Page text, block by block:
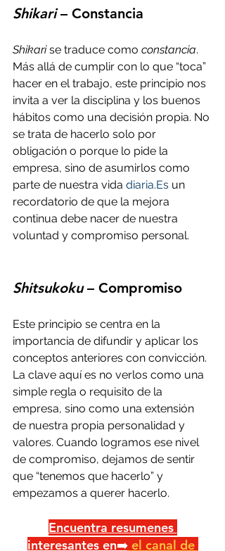
Shikari – Constancia
Shikari se traduce como constancia.
Más allá de cumplir con lo que “toca”
hacer en el trabajo, este principio nos
invita a ver la disciplina y los buenos
hábitos como una decisión propia. No
se trata de hacerlo solo por
obligación o porque lo pide la
empresa, sino de asumirlos como
parte de nuestra vida diaria.Es un
recordatorio de que la mejora
continua debe nacer de nuestra
voluntad y compromiso personal.
Shitsukoku – Compromiso
Este principio se centra en la
importancia de difundir y aplicar los
conceptos anteriores con convicción.
La clave aquí es no verlos como una
simple regla o requisito de la
empresa, sino como una extensión
de nuestra propia personalidad y
valores. Cuando logramos ese nivel
de compromiso, dejamos de sentir
que “tenemos que hacerlo” y
empezamos a querer hacerlo.
Encuentra resumenes
interesantes en➡️ el canal de